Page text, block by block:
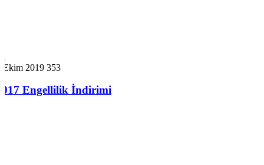
Ekim 2019 353
Engellilik İndirimi